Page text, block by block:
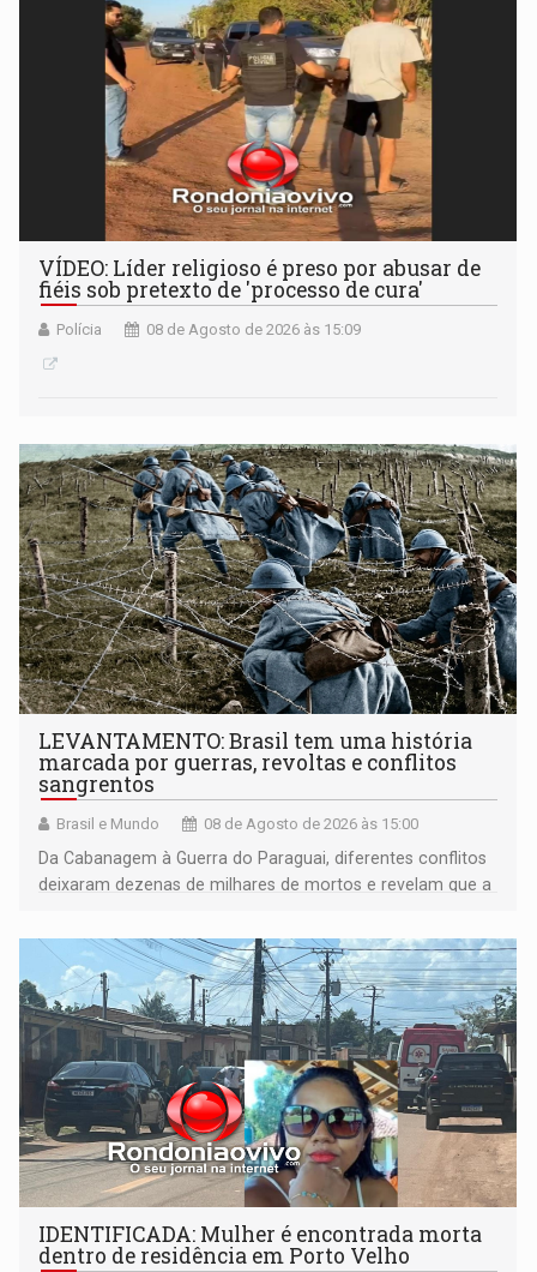
VÍDEO: Líder religioso é preso por abusar de
fiéis sob pretexto de 'processo de cura'
Polícia 08 de Agosto de 2026 às 15:09
LEVANTAMENTO: Brasil tem uma história
marcada por guerras, revoltas e conflitos
sangrentos
Brasil e Mundo 08 de Agosto de 2026 às 15:00
Da Cabanagem à Guerra do Paraguai, diferentes conflitos
deixaram dezenas de milhares de mortos e revelam que a
territoriais e sociais
IDENTIFICADA: Mulher é encontrada morta
dentro de residência em Porto Velho